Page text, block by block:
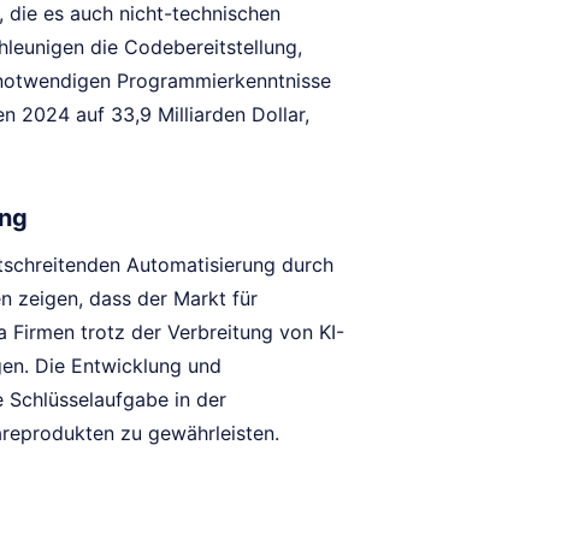
es auch nicht-technischen
die Codebereitstellung,
Programmierkenntnisse
2024 auf 33,9 Milliarden Dollar,
Automatisierung durch
zeigen, dass der Markt für
Firmen trotz der Verbreitung von KI-
Die Entwicklung und
in der
zu gewährleisten.